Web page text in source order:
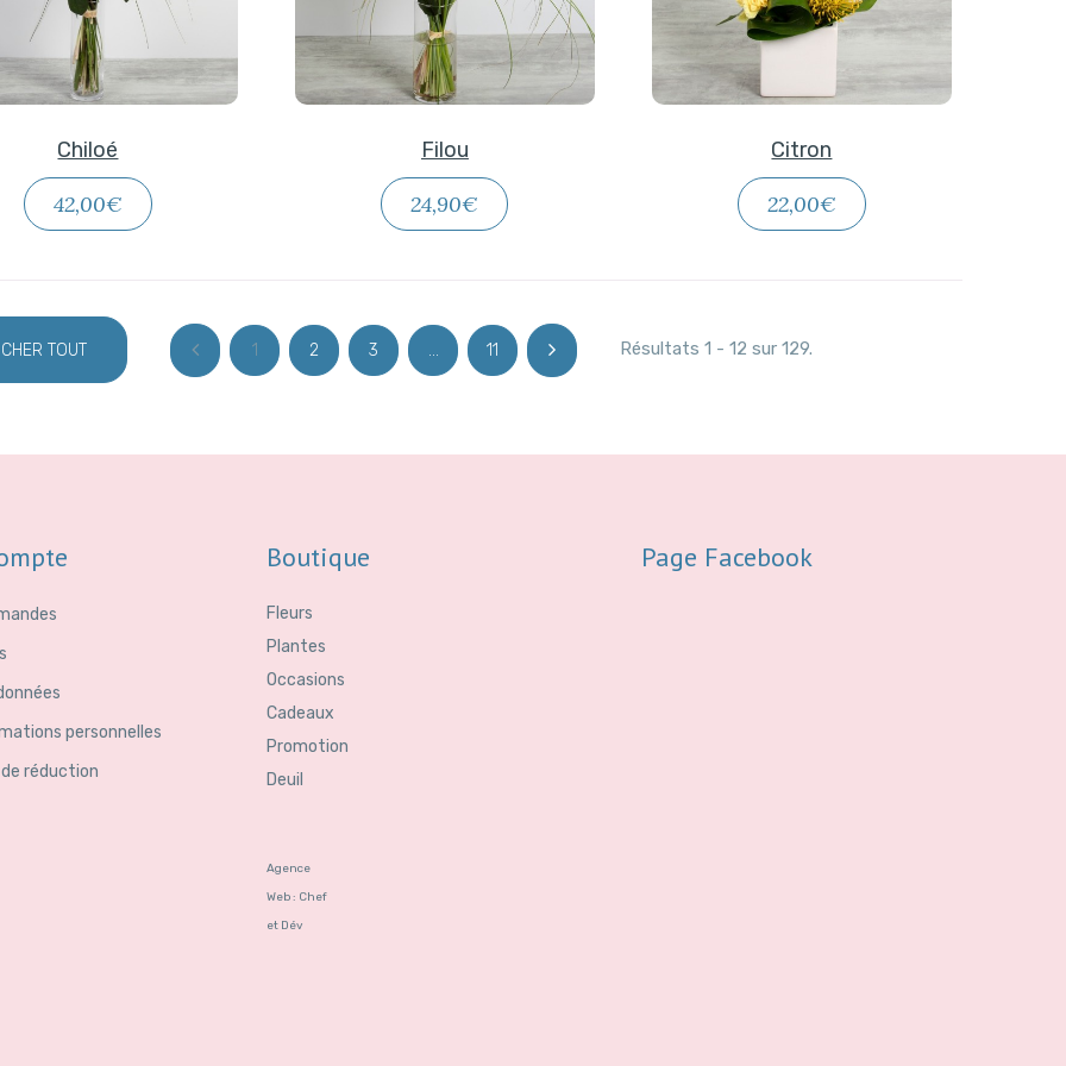
Chiloé
42,00€
Filou
24,90€
Citron
22,00€
TOUT 1 2 3 ... 11 Résultats 1 - 12 sur 129.
personnelles
de réduction
Boutique
Fleurs
Plantes
Occasions
Cadeaux
Promotion
Deuil
Agence
Web : Chef
et Dév
Page Facebook